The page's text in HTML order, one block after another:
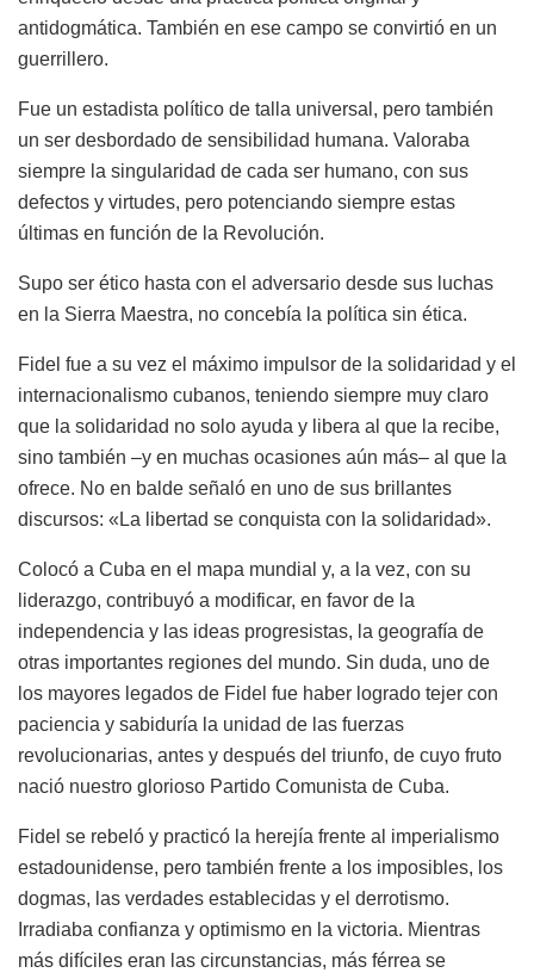
antidogmática. También en ese campo se convirtió en un
guerrillero.
Fue un estadista político de talla universal, pero también
un ser desbordado de sensibilidad humana. Valoraba
siempre la singularidad de cada ser humano, con sus
defectos y virtudes, pero potenciando siempre estas
últimas en función de la Revolución.
Supo ser ético hasta con el adversario desde sus luchas
en la Sierra Maestra, no concebía la política sin ética.
Fidel fue a su vez el máximo impulsor de la solidaridad y el
internacionalismo cubanos, teniendo siempre muy claro
que la solidaridad no solo ayuda y libera al que la recibe,
sino también –y en muchas ocasiones aún más– al que la
ofrece. No en balde señaló en uno de sus brillantes
discursos: «La libertad se conquista con la solidaridad».
Colocó a Cuba en el mapa mundial y, a la vez, con su
liderazgo, contribuyó a modificar, en favor de la
independencia y las ideas progresistas, la geografía de
otras importantes regiones del mundo. Sin duda, uno de
los mayores legados de Fidel fue haber logrado tejer con
paciencia y sabiduría la unidad de las fuerzas
revolucionarias, antes y después del triunfo, de cuyo fruto
nació nuestro glorioso Partido Comunista de Cuba.
Fidel se rebeló y practicó la herejía frente al imperialismo
estadounidense, pero también frente a los imposibles, los
dogmas, las verdades establecidas y el derrotismo.
Irradiaba confianza y optimismo en la victoria. Mientras
más difíciles eran las circunstancias, más férrea se